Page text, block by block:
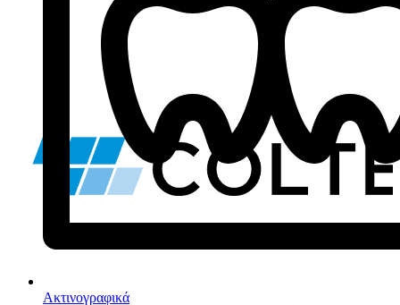
Ακτινογραφικά